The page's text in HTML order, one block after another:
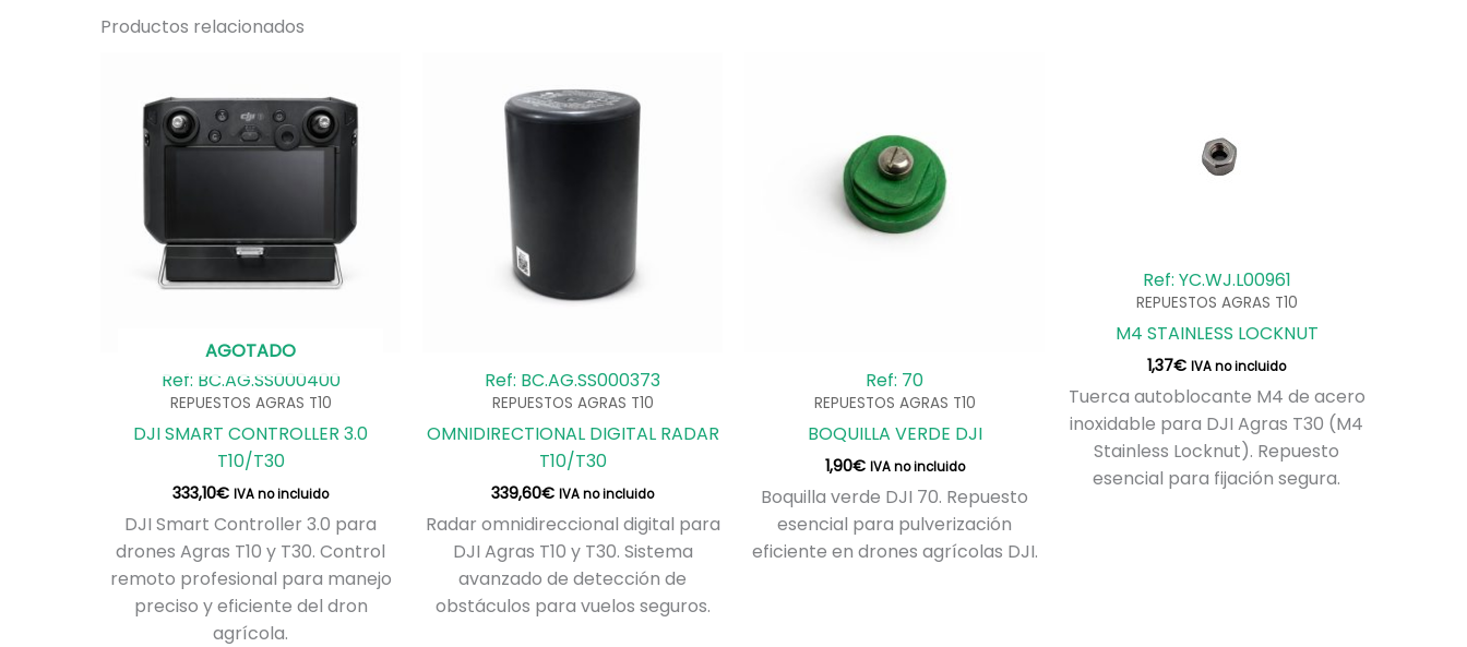
Productos relacionados
AGOTADO
Ref: BC.AG.SS000400
REPUESTOS AGRAS T10
DJI SMART CONTROLLER 3.0
T10/T30
333,10€ IVA no incluido
DJI Smart Controller 3.0 para
drones Agras T10 y T30. Control
remoto profesional para manejo
preciso y eficiente del dron
agrícola.
Ref: BC.AG.SS000373
REPUESTOS AGRAS T10
OMNIDIRECTIONAL DIGITAL RADAR
T10/T30
339,60€ IVA no incluido
Radar omnidireccional digital para
DJI Agras T10 y T30. Sistema
avanzado de detección de
obstáculos para vuelos seguros.
Ref: 70
REPUESTOS AGRAS T10
BOQUILLA VERDE DJI
1,90€ IVA no incluido
Boquilla verde DJI 70. Repuesto
esencial para pulverización
eficiente en drones agrícolas DJI.
Ref: YC.WJ.L00961
REPUESTOS AGRAS T10
M4 STAINLESS LOCKNUT
1,37€ IVA no incluido
Tuerca autoblocante M4 de acero
inoxidable para DJI Agras T30 (M4
Stainless Locknut). Repuesto
esencial para fijación segura.